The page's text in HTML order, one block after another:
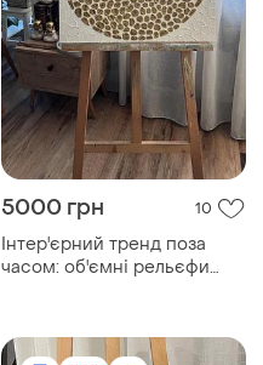
5000 грн 10
Інтер'єрний тренд поза
часом: об'ємні рельєфи
текстурною пастою.
великоформатний
сучасних осель та стильних
офісів.
TOP